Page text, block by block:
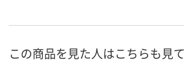
この商品を見た人はこちらも見